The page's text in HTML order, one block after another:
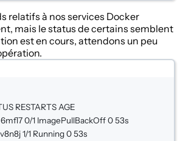
relatifs à nos services Docker
mais le status de certains semblent
est en cours, attendons un peu
RESTARTS AGE
0/1 ImagePullBackOff053s
1/1 Running053s